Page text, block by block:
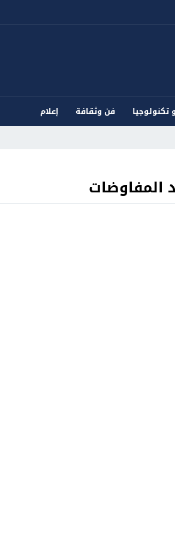
تكنولوجيا فن وثقافة
إعلام
المفاوضات